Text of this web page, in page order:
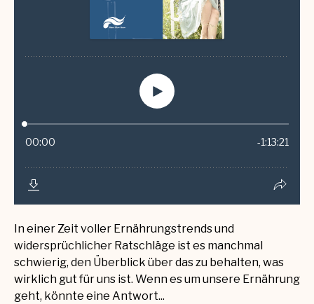
In einer Zeit voller Ernährungstrends und
widersprüchlicher Ratschläge ist es manchmal
schwierig, den Überblick über das zu behalten, was
wirklich gut für uns ist. Wenn es um unsere Ernährung
geht, könnte eine Antwort...